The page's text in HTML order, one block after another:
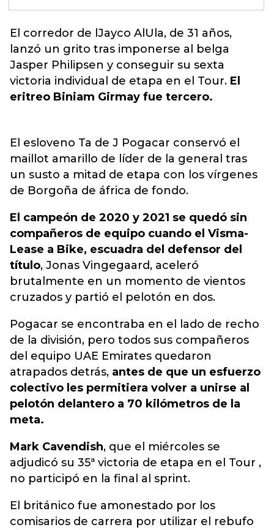
El corredor de lJayco AlUla, de 31 años,
lanzó un grito tras imponerse al belga
Jasper Philipsen y conseguir su sexta
victoria individual de etapa en el Tour. El
eritreo Biniam Girmay fue tercero.
El esloveno Ta de J Pogacar conservó el
maillot amarillo de líder de la general tras
un susto a mitad de etapa con los vírgenes
de Borgoña de áfrica de fondo.
El campeón de 2020 y 2021 se quedó sin
compañeros de equipo cuando el Visma-
Lease a Bike, escuadra del defensor del
título, Jonas Vingegaard, aceleró
brutalmente en un momento de vientos
cruzados y partió el pelotón en dos.
Pogacar se encontraba en el lado de recho
de la división, pero todos sus compañeros
del equipo UAE Emirates quedaron
atrapados detrás, antes de que un esfuerzo
colectivo les permitiera volver a unirse al
pelotón delantero a 70 kilómetros de la
meta.
Mark Cavendish, que el miércoles se
adjudicó su 35ª victoria de etapa en el Tour ,
no participó en la final al sprint.
El británico fue amonestado por los
comisarios de carrera por utilizar el rebufo